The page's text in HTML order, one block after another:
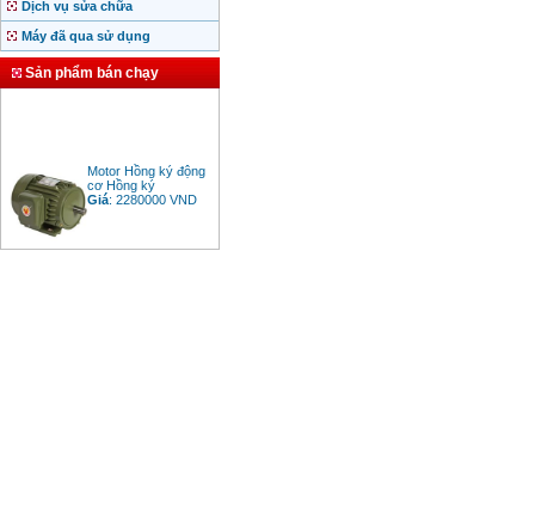
Dịch vụ sửa chữa
Máy đã qua sử dụng
Sản phẩm bán chạy
Motor Hồng ký động
cơ Hồng ký
Giá:2280000 VND